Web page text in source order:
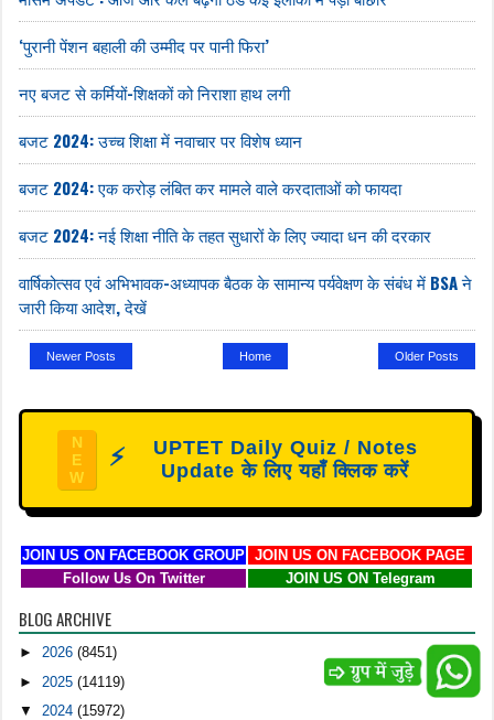
‘पुरानी पेंशन बहाली की उम्मीद पर पानी फिरा’
नए बजट से कर्मियों-शिक्षकों को निराशा हाथ लगी
बजट 2024: उच्च शिक्षा में नवाचार पर विशेष ध्यान
बजट 2024: एक करोड़ लंबित कर मामले वाले करदाताओं को फायदा
बजट 2024: नई शिक्षा नीति के तहत सुधारों के लिए ज्यादा धन की दरकार
वार्षिकोत्सव एवं अभिभावक-अध्यापक बैठक के सामान्य पर्यवेक्षण के संबंध में BSA ने
जारी किया आदेश, देखें
Newer Posts Older Posts
Home
N
E
W
⚡
UPTET Daily Quiz / Notes
Update के लिए यहाँ क्लिक करें
JOIN US ON FACEBOOK GROUP
JOIN US ON FACEBOOK PAGE
Follow Us On Twitter
JOIN US ON Telegram
BLOG ARCHIVE
►2026(8451)
► 2025(14119)
▼ 2024(15972)